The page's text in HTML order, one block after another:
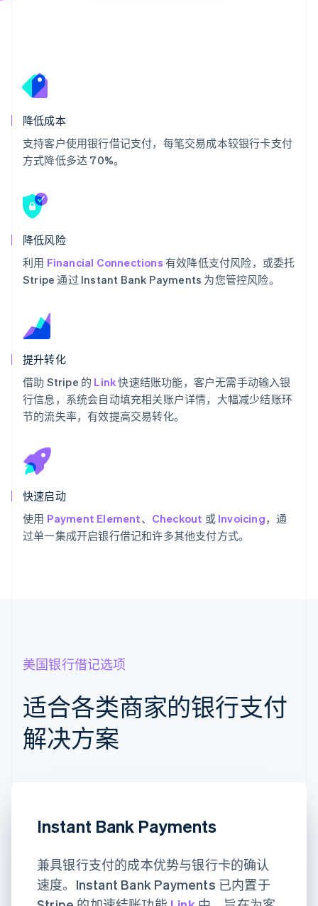
降低成本
支持客户使用银行借记支付，每笔交易成本较银行卡支付
方式降低多达 70%。
降低风险
利用 Financial Connections有效降低支付风险，或委托
Stripe 通过 Instant Bank Payments 为您管控风险。
提升转化
借助 Stripe 的 Link快速结账功能，客户无需手动输入银
行信息，系统会自动填充相关账户详情，大幅减少结账环
节的流失率，有效提高交易转化。
快速启动
使用 Payment Element、 Checkout 或 Invoicing，通
过单一集成开启银行借记和许多其他支付方式。
美国银行借记选项
适合各类商家的银行支付
解决方案
Instant Bank Payments
兼具银行支付的成本优势与银行卡的确认
速度。Instant Bank Payments 已内置于